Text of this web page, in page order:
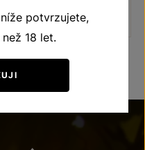
230Kč
potvrzujete,
18 let.